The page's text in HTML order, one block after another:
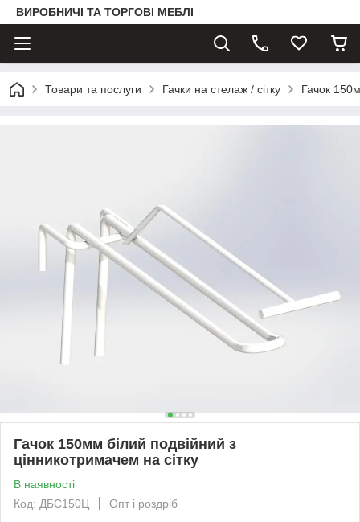
ВИРОБНИЧІ ТА ТОРГОВІ МЕБЛІ
Товари та послуги Гачки на стелаж / сітку Гачок
Гачок 150мм білий подвійний з
цінникотримачем на сітку
В наявності
Код: ДБС150Ц
Опт і роздріб